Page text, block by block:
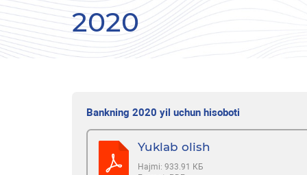
2020
Bankning 2020 yil uchun hisoboti
Yuklab olish
Hajmi:933.91 КБ